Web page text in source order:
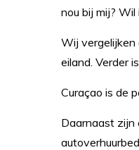
nou bij mij?
Wij vergelijken
eiland. Verder
Curaçao is de
Daarnaast zijn